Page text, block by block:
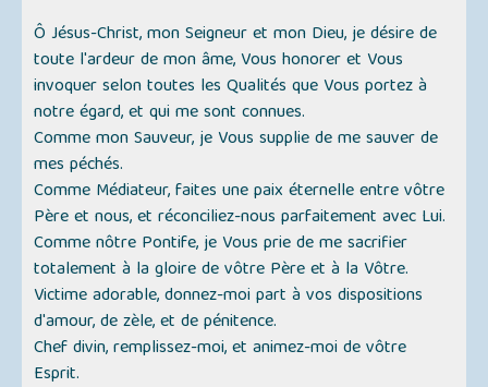
Ô Jésus-Christ, mon Seigneur et mon Dieu, je désire de
toute l'ardeur de mon âme, Vous honorer et Vous
invoquer selon toutes les Qualités que Vous portez à
notre égard, et qui me sont connues.
Comme mon Sauveur, je Vous supplie de me sauver de
mes péchés.
Comme Médiateur, faites une paix éternelle entre vôtre
Père et nous, et réconciliez-nous parfaitement avec Lui.
Comme nôtre Pontife, je Vous prie de me sacrifier
totalement à la gloire de vôtre Père et à la Vôtre.
Victime adorable, donnez-moi part à vos dispositions
d'amour, de zèle, et de pénitence.
Chef divin, remplissez-moi, et animez-moi de vôtre
Esprit.